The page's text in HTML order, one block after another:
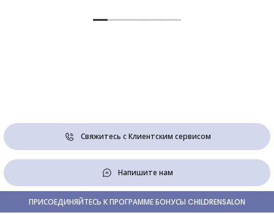
Свяжитесь с Клиентским сервисом
Напишите нам
ПРИСОЕДИНЯЙТЕСЬ К ПРОГРАММЕ БОНУСЫ CHILDRENSALON